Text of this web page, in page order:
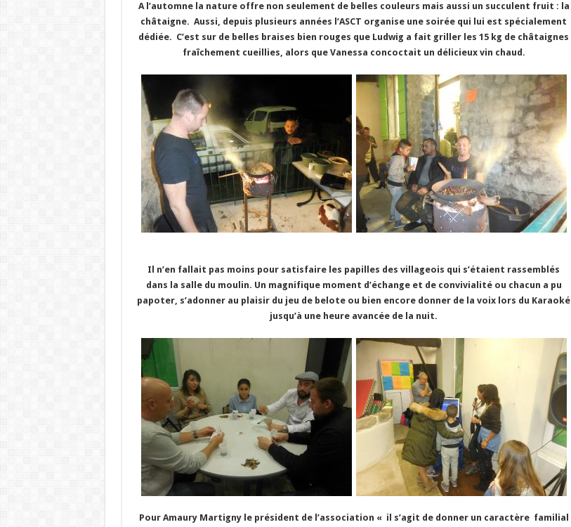
A l’automne la nature offre non seulement de belles couleurs mais aussi un succulent fruit : la
châtaigne. Aussi, depuis plusieurs années l’ASCT organise une soirée qui lui est spécialement
dédiée. C’est sur de belles braises bien rouges que Ludwig a fait griller les 15 kg de châtaignes
fraîchement cueillies, alors que Vanessa concoctait un délicieux vin chaud.
Il n’en fallait pas moins pour satisfaire les papilles des villageois qui s’étaient rassemblés
dans la salle du moulin. Un magnifique moment d’échange et de convivialité ou chacun a pu
papoter, s’adonner au plaisir du jeu de belote ou bien encore donner de la voix lors du Karaoké
jusqu’à une heure avancée de la nuit.
Pour Amaury Martigny le président de l’association « il s’agit de donner un caractère familial